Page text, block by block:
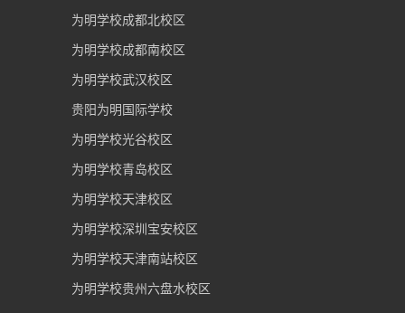
为明学校成都北校区
为明学校成都南校区
为明学校武汉校区
贵阳为明国际学校
为明学校光谷校区
为明学校青岛校区
为明学校天津校区
为明学校深圳宝安校区
为明学校天津南站校区
为明学校贵州六盘水校区